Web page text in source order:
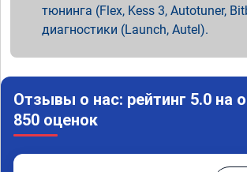
тюнинга (Flex, Kess 3, Autotuner,
диагностики (Launch, Autel).
Отзывы о нас: рейтинг 5.0 на
850 оценок